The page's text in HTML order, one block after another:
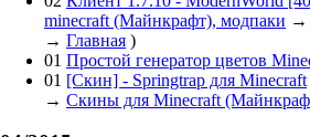
minecraft (Майнкрафт), модпаки →
→ Главная )
01 Простой генератор цветов
01 [Скин] - Springtrap для Minecraft
→ Скины для Minecraft